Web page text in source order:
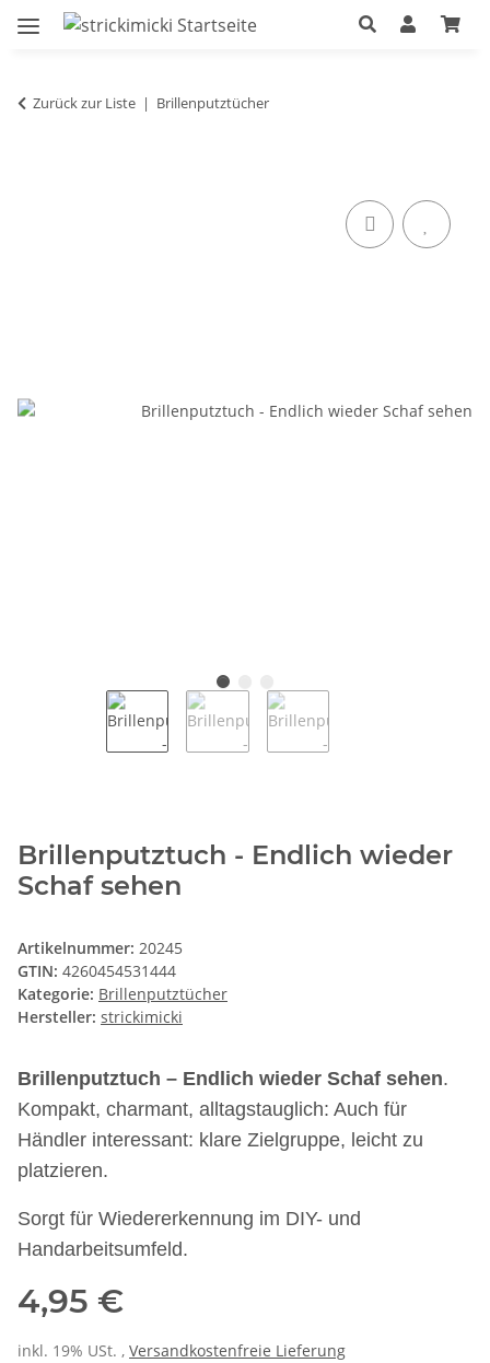
Zurück zur Liste Brillenputztücher
Brillenputztuch - Endlich wieder
Schaf sehen
Artikelnummer: 20245
GTIN: 4260454531444
Kategorie: Brillenputztücher
Hersteller: strickimicki
Brillenputztuch – Endlich wieder Schaf sehen.
Kompakt, charmant, alltagstauglich: Auch für
Händler interessant: klare Zielgruppe, leicht zu
platzieren.
Sorgt für Wiedererkennung im DIY- und
Handarbeitsumfeld.
4,95 €
inkl. 19% USt. , Versandkostenfreie Lieferung